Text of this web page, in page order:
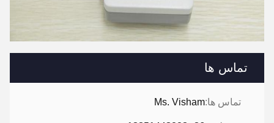
تماس ها
تماس ها:Ms. Visham